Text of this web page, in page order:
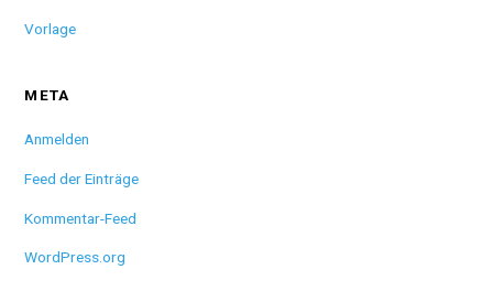
Vorlage
META
Anmelden
Feed der Einträge
Kommentar-Feed
WordPress.org